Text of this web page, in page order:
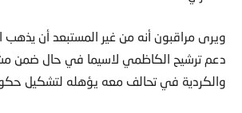
ويرى مراقبون أنه من غير المستبعد أن يذهب
دعم ترشيح الكاظمي لاسيما في حال ضمن
والكردية في تحالف معه يؤهله لتشكيل